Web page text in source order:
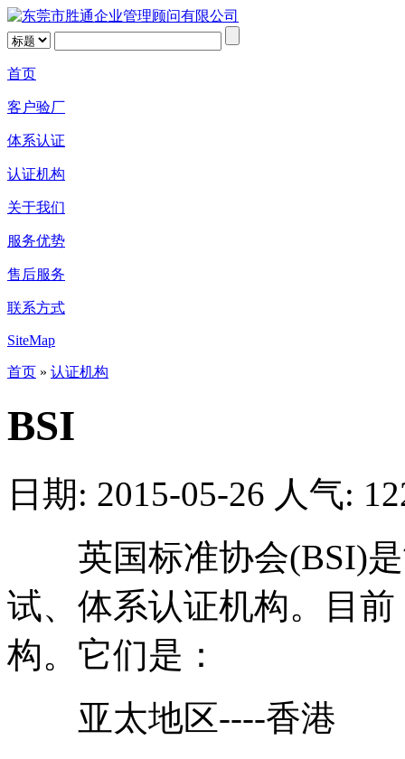
首页
客户验厂
体系认证
认证机构
关于我们
服务优势
售后服务
联系方式
SiteMap
首页 » 认证机构
BSI
日期: 2015-05-26 人气:
英国标准协会(BSI)是
试、体系认证机构。目
构。它们是：
亚太地区----香